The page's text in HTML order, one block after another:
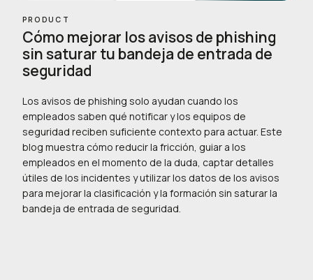
PRODUCT
Cómo mejorar los avisos de phishing
sin saturar tu bandeja de entrada de
seguridad
Los avisos de phishing solo ayudan cuando los
empleados saben qué notificar y los equipos de
seguridad reciben suficiente contexto para actuar. Este
blog muestra cómo reducir la fricción, guiar a los
empleados en el momento de la duda, captar detalles
útiles de los incidentes y utilizar los datos de los avisos
para mejorar la clasificación y la formación sin saturar la
bandeja de entrada de seguridad.